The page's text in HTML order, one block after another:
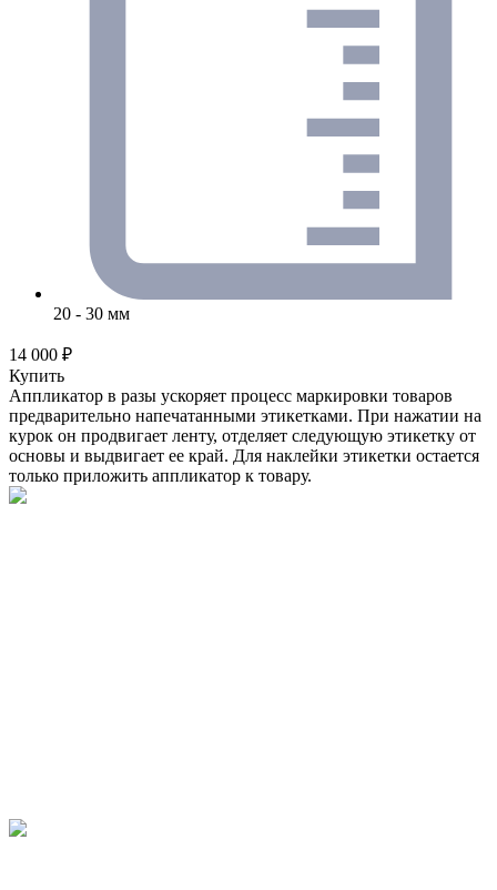
20 - 30 мм
14 000 ₽
Купить
Аппликатор в разы ускоряет процесс маркировки товаров
предварительно напечатанными этикетками. При нажатии на
курок он продвигает ленту, отделяет следующую этикетку от
основы и выдвигает ее край. Для наклейки этикетки остается
только приложить аппликатор к товару.